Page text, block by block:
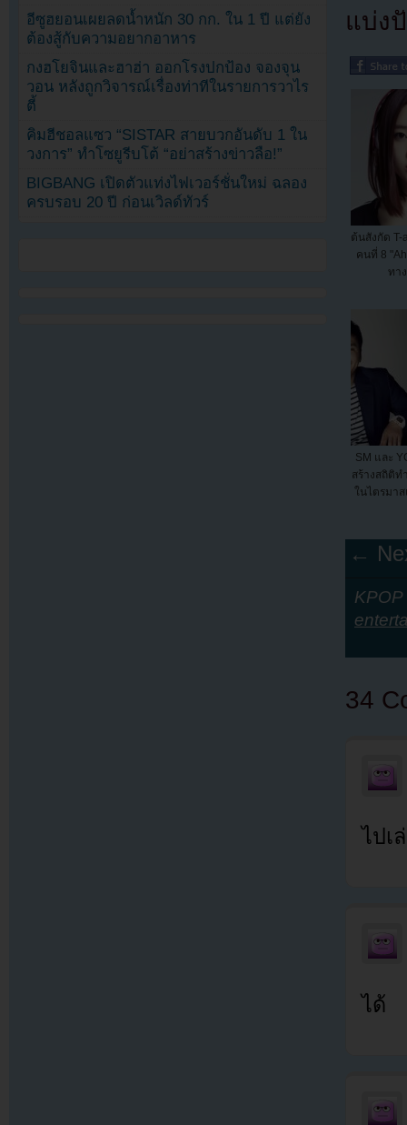
แบ่ง
ต้นสังกัด T-
คนที่ 8
ทา
SM และ
สร้างสถิติท
ในไตรมา
←
34
ไปเ
ได้
อีซูฮยอนเผยลดน้ำหนัก 30 กก. ใน 1 ปี แต่ยัง
ต้องสู้กับความอยากอาหาร
กงฮโยจินและฮาฮ่า ออกโรงปกป้อง จองจุน
วอน หลังถูกวิจารณ์เรื่องท่าทีในรายการวาไร
ตี้
คิมฮีชอลแซว “SISTAR สายบวกอันดับ 1 ใน
วงการ” ทำโซยูรีบโต้ “อย่าสร้างข่าวลือ!”
BIGBANG เปิดตัวแท่งไฟเวอร์ชั่นใหม่ ฉลอง
ครบรอบ 20 ปี ก่อนเวิลด์ทัวร์